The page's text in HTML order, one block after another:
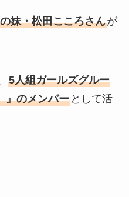
妹・松田こころさんが
5人組ガールズグルー
』のメンバーとして活